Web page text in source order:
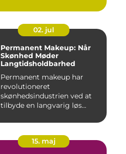
02. jul
Permanent Makeup: Når
Skønhed Møder
Langtidsholdbarhed
Permanent makeup har
revolutioneret
skønhedsindustrien ved at
tilbyde en langvarig løs...
15. maj